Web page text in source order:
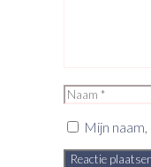
Naam
Mijn